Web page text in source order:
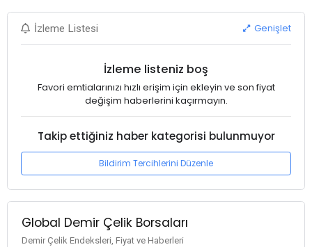
İzleme Listesi Genişlet
İzleme listeniz boş
Favori emtialarınızı hızlı erişim için ekleyin ve son fiyat
değişim haberlerini kaçırmayın.
Takip ettiğiniz haber kategorisi bulunmuyor
Bildirim Tercihlerini Düzenle
Global Demir Çelik Borsaları
Demir Çelik Endeksleri, Fiyat ve Haberleri